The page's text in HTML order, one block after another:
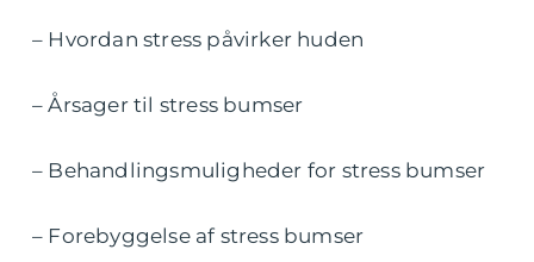
– Hvordan stress påvirker huden
– Årsager til stress bumser
– Behandlingsmuligheder for stress bumser
– Forebyggelse af stress bumser